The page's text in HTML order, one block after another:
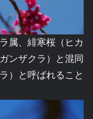
属、緋寒桜（ヒカ
ンザクラ）と混同
）と呼ばれること